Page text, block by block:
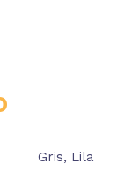
Gris, Lila